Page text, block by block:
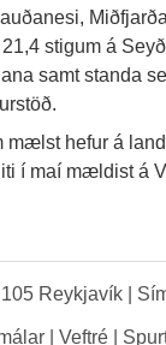
stigum á
samt standa
hefur á
í maí mældist á
Reykjavík |
Veftré